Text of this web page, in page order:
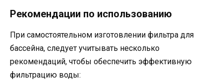
Рекомендации по использованию
При самостоятельном изготовлении фильтра для
бассейна, следует учитывать несколько
рекомендаций, чтобы обеспечить эффективную
фильтрацию воды: